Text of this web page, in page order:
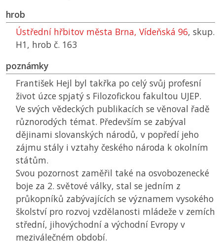
hrob
Ústřední hřbitov města Brna, Vídeňská 96, skup.
H1, hrob č. 163
poznámky
František Hejl byl takřka po celý svůj profesní
život úzce spjatý s Filozofickou fakultou UJEP.
Ve svých vědeckých publikacích se věnoval řadě
různorodých témat. Především se zabýval
dějinami slovanských národů, v popředí jeho
zájmu stály i vztahy českého národa k okolním
státům.
Svou pozornost zaměřil také na osvobozenecké
boje za 2. světové války, stal se jedním z
průkopníků zabývajících se významem vysokého
školství pro rozvoj vzdělanosti mládeže v zemích
střední, jihovýchodní a východní Evropy v
meziválečném období.